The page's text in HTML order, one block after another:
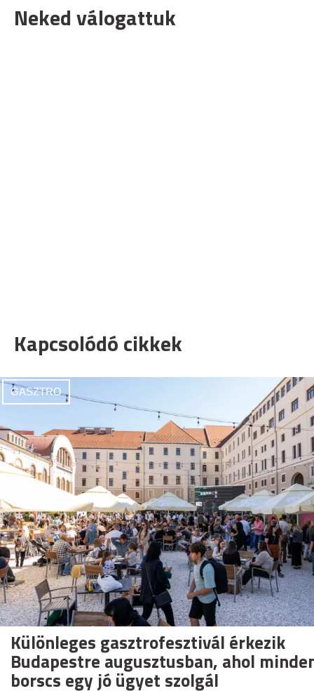
Neked válogattuk
Kapcsolódó cikkek
GASZTRO
Különleges gasztrofesztivál érkezik
Budapestre augusztusban, ahol
borscs egy jó ügyet szolgál